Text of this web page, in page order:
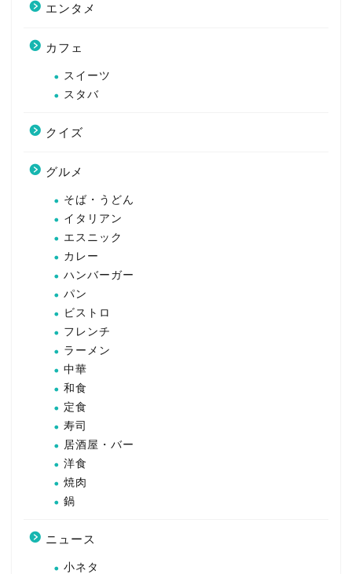
エンタメ
カフェ
スイーツ
スタバ
クイズ
グルメ
そば・うどん
イタリアン
エスニック
カレー
ハンバーガー
パン
ビストロ
フレンチ
ラーメン
中華
和食
定食
寿司
居酒屋・バー
洋食
焼肉
鍋
ニュース
小ネタ